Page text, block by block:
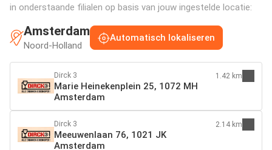
in onderstaande filialen op basis van jouw ingestelde locatie:
Amsterdam
Noord-Holland
Automatisch lokaliseren
Dirck 3
Marie Heinekenplein 25, 1072 MH
Amsterdam
1.42 km
Dirck 3
Meeuwenlaan 76, 1021 JK
Amsterdam
2.14 km